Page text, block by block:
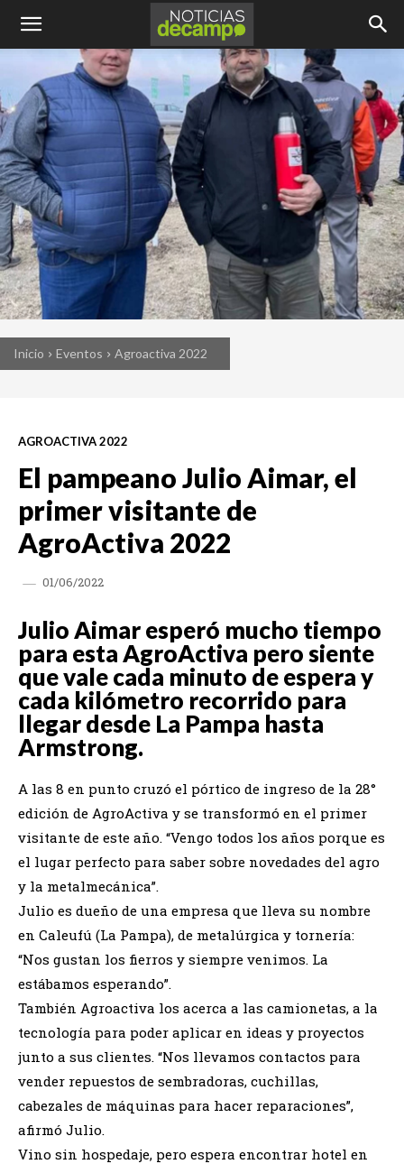
Inicio Eventos Agroactiva 2022
AGROACTIVA 2022
El pampeano Julio Aimar, el
primer visitante de
AgroActiva 2022
01/06/2022
Julio Aimar esperó mucho tiempo
para esta AgroActiva pero siente
que vale cada minuto de espera y
cada kilómetro recorrido para
llegar desde La Pampa hasta
Armstrong.
A las 8 en punto cruzó el pórtico de ingreso de la 28°
edición de AgroActiva y se transformó en el primer
visitante de este año. “Vengo todos los años porque es
el lugar perfecto para saber sobre novedades del agro
y la metalmecánica”.
Julio es dueño de una empresa que lleva su nombre
en Caleufú (La Pampa), de metalúrgica y tornería:
“Nos gustan los fierros y siempre venimos. La
estábamos esperando”.
También Agroactiva los acerca a las camionetas, a la
tecnología para poder aplicar en ideas y proyectos
junto a sus clientes. “Nos llevamos contactos para
vender repuestos de sembradoras, cuchillas,
cabezales de máquinas para hacer reparaciones”,
afirmó Julio.
Vino sin hospedaje, pero espera encontrar hotel en